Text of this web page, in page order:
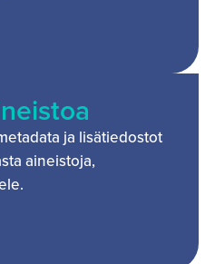
ja lisätiedostot
aineistoja,